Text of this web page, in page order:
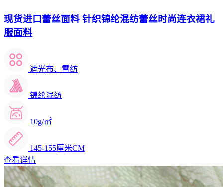
现货进口蕾丝面料 针织锦纶混纺蕾丝时尚连衣裙礼
服面料
遮光布、雪纺
锦纶混纺
10g/㎡
145-155厘米CM
查看详情